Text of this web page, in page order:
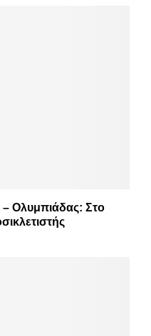
Ολυμπιάδας: Στο